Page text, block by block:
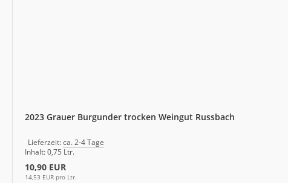
2023 Grauer Burgunder trocken Weingut Russbach
Lieferzeit:ca. 2-4 Tage
Inhalt: 0,75 Ltr.
10,90 EUR
14,53 EUR pro Ltr.